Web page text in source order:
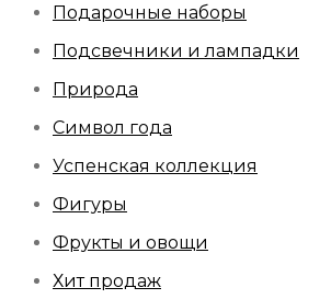
Подарочные наборы
Подсвечники и лампадки
Природа
Символ года
Успенская коллекция
Фигуры
Фрукты и овощи
Хит продаж